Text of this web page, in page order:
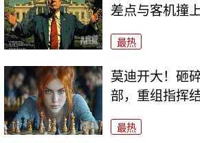
差点与客机撞
最热
莫迪开大！砸
部，重组指挥
最热